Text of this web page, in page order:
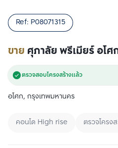
ขาย ศุภาลัย พรีเมียร์ อโศ
Ref: P08071315
ตรวจสอบโครงสร้างแล้ว
อโศก, กรุงเทพมหานคร
คอนโด High rise ตรวจโครง